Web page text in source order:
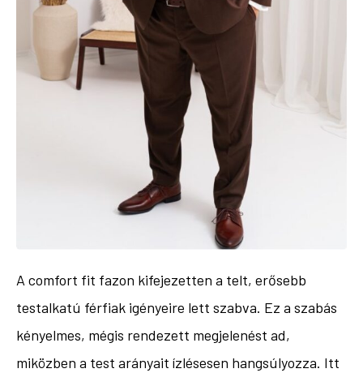
A comfort fit fazon kifejezetten a telt, erősebb
testalkatú férfiak igényeire lett szabva. Ez a szabás
kényelmes, mégis rendezett megjelenést ad,
miközben a test arányait ízlésesen hangsúlyozza. Itt